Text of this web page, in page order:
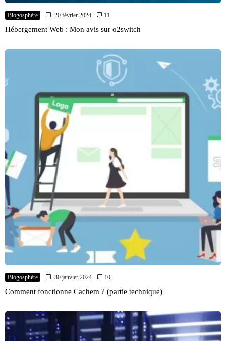
Blogosphère 20 février 2024 11
Hébergement Web : Mon avis sur o2switch
Blogosphère 30 janvier 2024 10
Comment fonctionne Cachem ? (partie technique)